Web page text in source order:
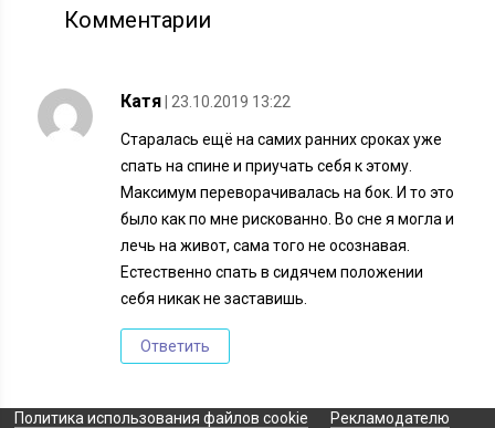
Комментарии
Катя | 23.10.2019 13:22
Старалась ещё на самих ранних сроках уже
спать на спине и приучать себя к этому.
Максимум переворачивалась на бок. И то это
было как по мне рискованно. Во сне я могла и
лечь на живот, сама того не осознавая.
Естественно спать в сидячем положении
себя никак не заставишь.
Ответить
Политика использования файлов cookie Рекламодателю